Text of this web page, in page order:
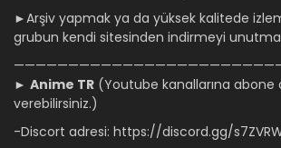
Battle Through The Heavens
Blm 6 - Battle Through The
►Arşiv yapmak ya da yüksek kalitede
grubun kendi sitesinden indirmeyi
► Anime TR (Youtube kanallarına abone
verebilirsiniz.)
-Discort adresi: https://discord.gg/